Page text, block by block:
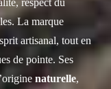
La marque
artisanal, tout en
de pointe. Ses
naturelle,